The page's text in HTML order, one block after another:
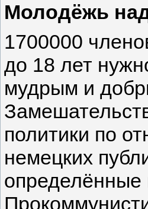
Молодёжь
1700000
до 18 лет
мудрым и
политики по
немецких
определённые